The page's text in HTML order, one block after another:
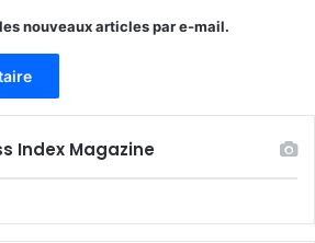
nouveaux articles par e-mail.
Index Magazine